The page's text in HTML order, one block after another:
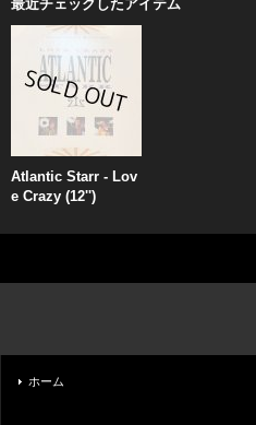
最近チェックしたアイテム
Atlantic Starr - Lov
e Crazy (12'')
ホーム